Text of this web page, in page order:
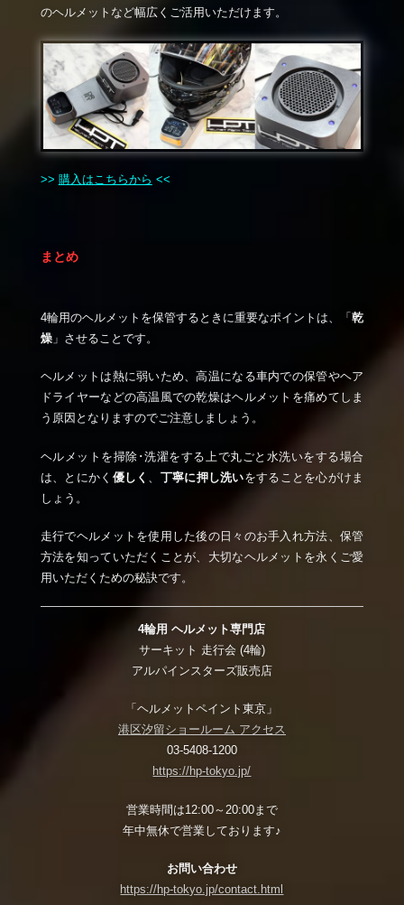
のヘルメットなど幅広くご活用いただけます。
>> 購入はこちらから <<
まとめ
4輪用のヘルメットを保管するときに重要なポイントは、「乾
燥」させることです。
ヘルメットは熱に弱いため、高温になる車内での保管やヘア
ドライヤーなどの高温風での乾燥はヘルメットを痛めてしま
う原因となりますのでご注意しましょう。
ヘルメットを掃除･洗濯をする上で丸ごと水洗いをする場合
は、とにかく 優しく 丁寧に押し洗いをすることを心がけま
しょう。
走行でヘルメットを使用した後の日々のお手入れ方法、保管
方法を知っていただくことが、大切なヘルメットを永くご愛
用いただくための秘訣です。
4輪用 ヘルメット専門店
サーキット 走行会 (4輪)
アルパインスターズ販売店
「ヘルメットペイント東京」
港区汐留ショールーム アクセス
03-5408-1200
https://hp-tokyo.jp/
営業時間は12:00～20:00まで
年中無休で営業しております♪
お問い合わせ
https://hp-tokyo.jp/contact.html